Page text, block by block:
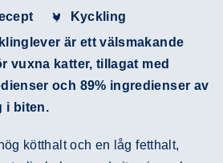
Kyckling
är ett välsmakande
vuxna katter, tillagat med
och 89% ingredienser av
i biten.
kötthalt och en låg fetthalt,